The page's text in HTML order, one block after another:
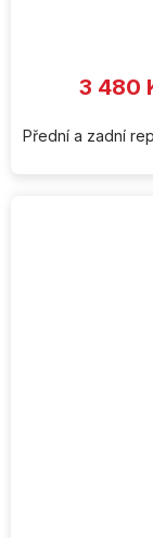
3 480
Přední a zadní